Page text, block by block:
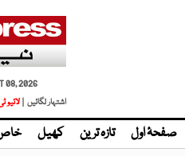
08, 2026
اشتہار لگائیں | لائیو
صفحۂ اول تازہ ترین کھیل